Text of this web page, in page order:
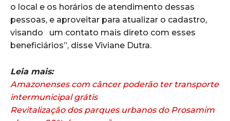
o local e os horários de atendimento dessas
pessoas, e aproveitar para atualizar o cadastro,
visando um contato mais direto com esses
beneficiários”, disse Viviane Dutra.
Leia mais:
Amazonenses com câncer poderão ter transporte
intermunicipal grátis
Revitalização dos parques urbanos do Prosamim